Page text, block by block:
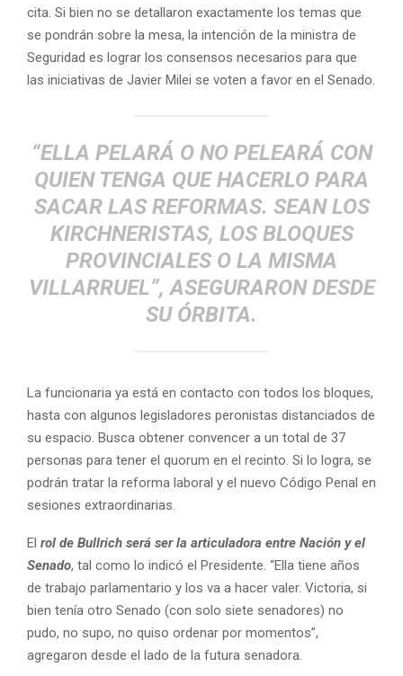
cita. Si bien no se detallaron exactamente los temas que
se pondrán sobre la mesa, la intención de la ministra de
Seguridad es lograr los consensos necesarios para que
las iniciativas de Javier Milei se voten a favor en el Senado.
“ELLA PELARÁ O NO PELEARÁ CON
QUIEN TENGA QUE HACERLO PARA
SACAR LAS REFORMAS. SEAN LOS
KIRCHNERISTAS, LOS BLOQUES
PROVINCIALES O LA MISMA
VILLARRUEL”, ASEGURARON DESDE
SU ÓRBITA.
La funcionaria ya está en contacto con todos los bloques,
hasta con algunos legisladores peronistas distanciados de
su espacio. Busca obtener convencer a un total de 37
personas para tener el quorum en el recinto. Si lo logra, se
podrán tratar la reforma laboral y el nuevo Código Penal en
sesiones extraordinarias.
El rol de Bullrich será ser la articuladora entre Nación y el
Senado, tal como lo indicó el Presidente. “Ella tiene años
de trabajo parlamentario y los va a hacer valer. Victoria, si
bien tenía otro Senado (con solo siete senadores) no
pudo, no supo, no quiso ordenar por momentos”,
agregaron desde el lado de la futura senadora.